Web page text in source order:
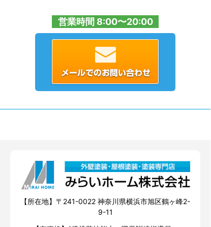
営業時間 8:00〜20:00
【所在地】〒241-0022 神奈川県横浜市旭区鶴ヶ峰2-
9-11